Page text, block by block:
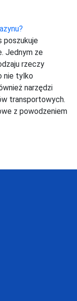
poszukuje
Jednym ze
rzeczy
nie tylko
narzędzi
transportowych.
z powodzeniem